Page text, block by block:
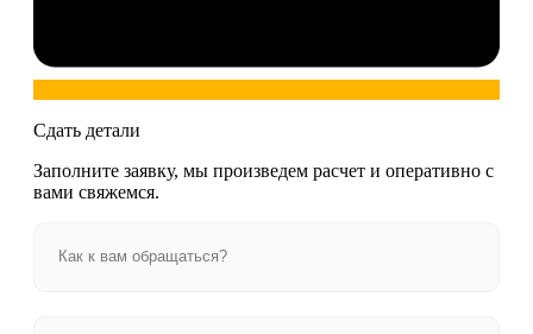
Сдать детали
Заполните заявку, мы произведем расчет и оперативно с
вами свяжемся.